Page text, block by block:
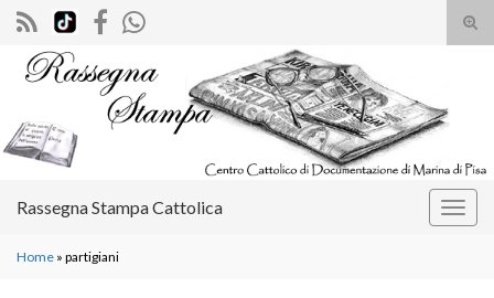
il
Search for:
Rassegna Stampa Cattolica
Home » partigiani